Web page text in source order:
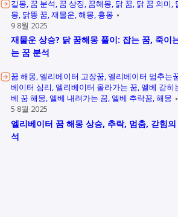
길몽 꿈 분석 꿈 상징 꿈해몽 닭 꿈 닭 꿈 의미
몽 닭똥 꿈 재물운 해몽 흉몽
9 8월 2025
재물운 상승? 닭 꿈해몽 풀이: 잡는 꿈, 죽이
는 꿈 분석
꿈 해몽 엘리베이터 고장꿈 엘리베이터 멈추는
베이터 심리 엘리베이터 올라가는 꿈 엘베 갇히
베 꿈 해몽 엘베 내려가는 꿈 엘베 추락꿈 해몽
5 8월 2025
엘리베이터 꿈 해몽 상승, 추락, 멈춤, 갇힘
석